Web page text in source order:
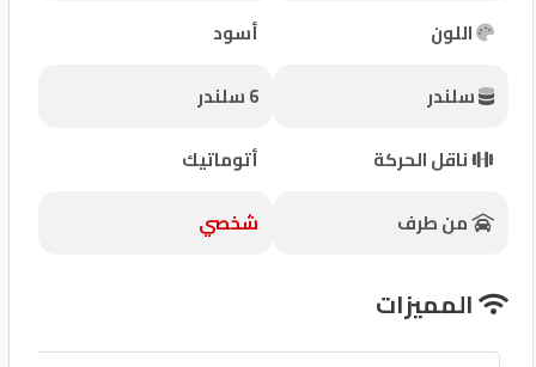
المنتدى
كيو
نمبر
كيو
كارز
اللون
أسود
سلندر
6 سلندر
ناقل الحركة
أتوماتيك
من طرف
شخصي
المميزات